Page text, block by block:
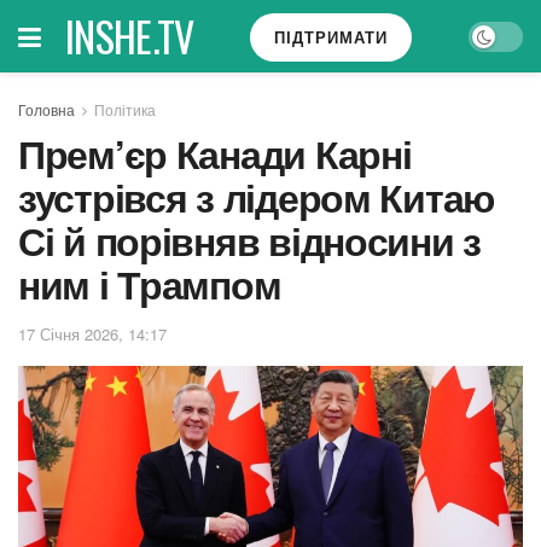
INSHE.TV ПІДТРИМАТИ
Головна Політика
Прем’єр Канади Карні
зустрівся з лідером Китаю
Сі й порівняв відносини з
ним і Трампом
17 Січня 2026, 14:17